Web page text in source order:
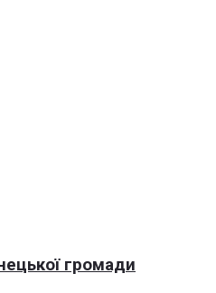
громади